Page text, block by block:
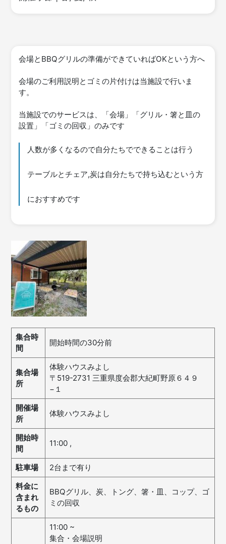
会場とBBQグリルの準備ができていればOKという方へ
会場のご利用説明とゴミの片付けは当施設で行いま
す。
当施設でのサービスは、「会場」「グリル・箸と皿の
設置」「ゴミの回収」のみです
人数が多くなるので自分たちでできることは行う
テーブルとチェア,炭は自分たちで持ち込むという方
におすすめです
集合時
間
開始時間の30分前
集合場
所
体験ハウスみよし
〒519-2731 三重県度会郡大紀町野原６４９
−１
開催場
所
体験ハウスみよし
開始時
間
11:00,
駐車場
2台まで有り
料金に
含まれ
るもの
BBQグリル、炭、トング、箸・皿、コップ、ゴ
ミの回収
11:00 ~
集合・会場説明